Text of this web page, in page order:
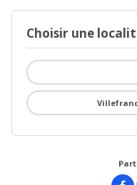
Choisir une